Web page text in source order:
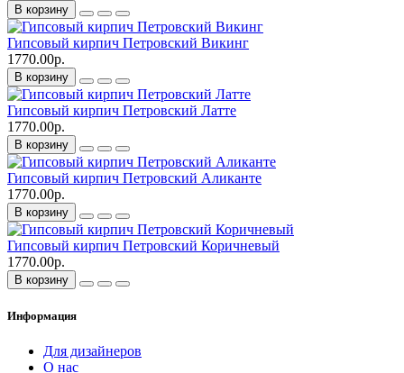
В корзину
Гипсовый кирпич Петровский Викинг
1770.00р.
В корзину
Гипсовый кирпич Петровский Латте
1770.00р.
В корзину
Гипсовый кирпич Петровский Аликанте
1770.00р.
В корзину
Гипсовый кирпич Петровский Коричневый
1770.00р.
В корзину
Информация
Для дизайнеров
О нас